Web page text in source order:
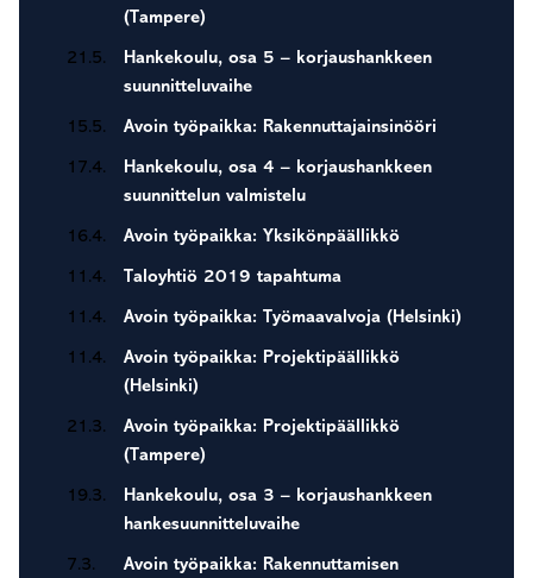
(Tampere)
21.5.
Hankekoulu, osa 5 – korjaushankkeen
suunnitteluvaihe
15.5. Avoin työpaikka: Rakennuttajainsinööri
17.4.
Hankekoulu, osa 4 – korjaushankkeen
suunnittelun valmistelu
16.4. Avoin työpaikka: Yksikönpäällikkö
11.4. Taloyhtiö 2019 tapahtuma
11.4. Avoin työpaikka: Työmaavalvoja (Helsinki)
11.4.
Avoin työpaikka: Projektipäällikkö
(Helsinki)
21.3.
Avoin työpaikka: Projektipäällikkö
(Tampere)
19.3.
Hankekoulu, osa 3 – korjaushankkeen
hankesuunnitteluvaihe
7.3.
Avoin työpaikka: Rakennuttamisen